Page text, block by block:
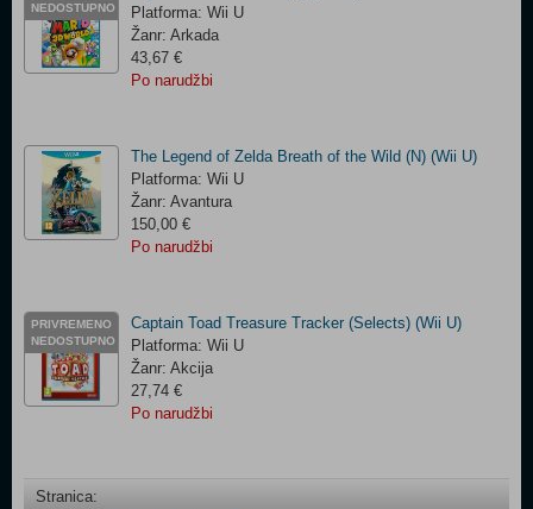
NEDOSTUPNO
Platforma: Wii U
Žanr: Arkada
43,67 €
Po narudžbi
The Legend of Zelda Breath of the Wild (N) (Wii U)
Platforma: Wii U
Žanr: Avantura
150,00 €
Po narudžbi
PRIVREMENO
NEDOSTUPNO
Captain Toad Treasure Tracker (Selects) (Wii U)
Platforma: Wii U
Žanr: Akcija
27,74 €
Po narudžbi
Stranica: